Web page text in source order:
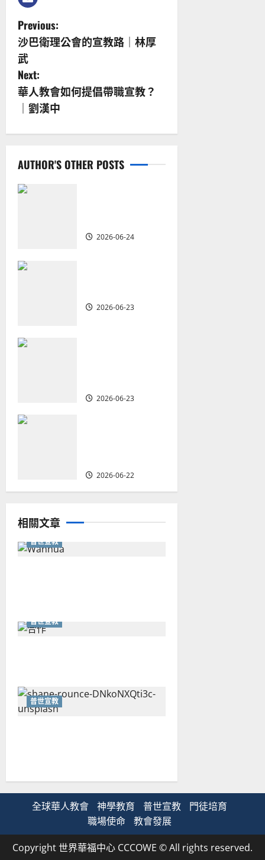
P
o
s
t
n
v
i
t
n
Previous:
沙巴衛理公會的宣教路｜林厚
武
Next:
華人教會如何提倡帶職宣教？
｜劉漢中
AUTHOR'S OTHER POSTS
2026-06-24
2026-06-23
2026-06-23
2026-06-22
相關文章
普世宣教
普世宣教
普世宣教
全球華人教會 神學教育 普世宣教
門徒培育
職場使命
教會發展
Copyright 世界華福中心 CCCOWE © All rights reserved.